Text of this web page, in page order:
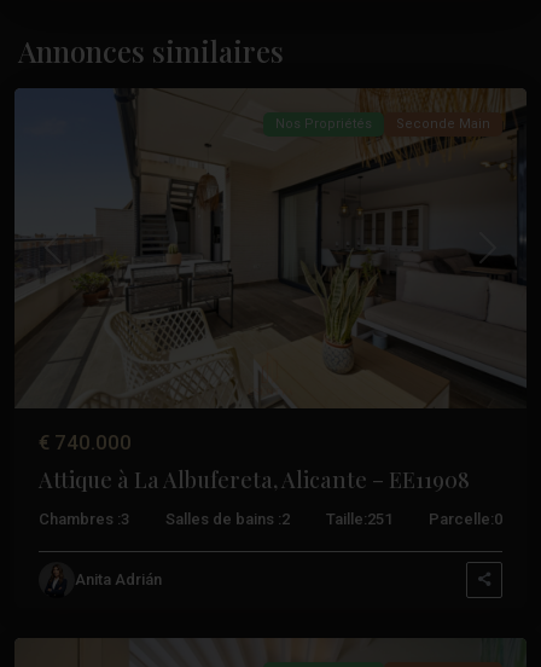
Annonces similaires
Alicante
Précédent Suivant
Nos Propriétés Seconde Main
€ 740.000
Attique à La Albufereta, Alicante – EE11908
Chambres :3 Salles de bains :2 Taille:251 Parcelle:0
Anita Adrián